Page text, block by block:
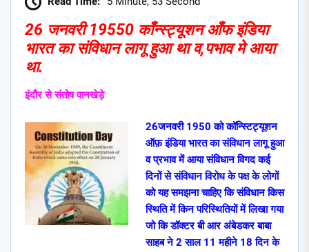
26 जनवरी 19550 काँन्स्ट्यूशन आँफ इंडिया
भारत का संविधान लागू हुआ था व,पभाव मे आया
था.
इंदौर से संतोष वानखेड़े
26जनवरी 1950 को कॉन्स्टिट्यूशन
ऑफ़ इंडिया भारत का संविधान लागू हुआ
व प्रभाव में आया संविधान विगद कई
दिनों से संविधान विरोध के पक्ष के लोगों
को यह समझना चाहिए कि संविधान किस
स्थिति में किन परिस्थितियों में लिखा गया
जो कि डॉक्टर बी आर अंबेडकर बाबा
साहब ने 2 साल 11 महीने 18 दिन के